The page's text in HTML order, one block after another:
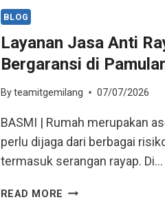
BLOG
Layanan Jasa Anti
Bergaransi di
Byteamitgemilang 07/07/2026
BASMI | Rumah merupakan
perlu dijaga dari berbagai
termasuk serangan rayap. Di…
READ MORE